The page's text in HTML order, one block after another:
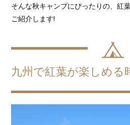
そんな秋キャンプにぴったりの、紅
ご紹介します!
九州で紅葉が楽しめる